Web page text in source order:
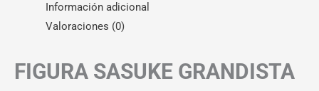
Información adicional
Valoraciones (0)
FIGURA SASUKE GRANDISTA